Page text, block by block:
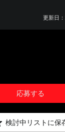
更新日
応募する
検討中リストに保